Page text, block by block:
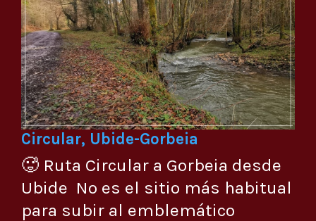
Circular, Ubide-Gorbeia
🥵 Ruta Circular a Gorbeia desde
Ubide No es el sitio más habitual
para subir al emblemático